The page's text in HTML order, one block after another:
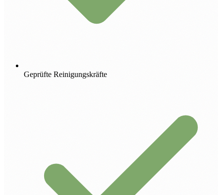
Geprüfte Reinigungskräfte